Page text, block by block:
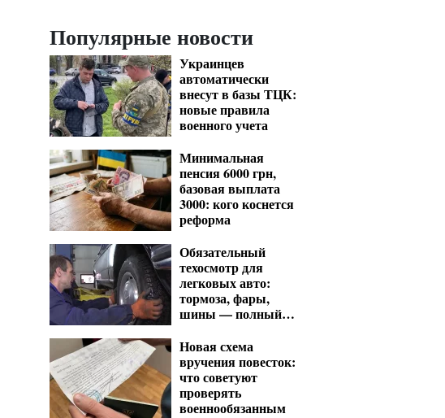
Популярные новости
Украинцев
автоматически
внесут в базы ТЦК:
новые правила
военного учета
Минимальная
пенсия 6000 грн,
базовая выплата
3000: кого коснется
реформа
Обязательный
техосмотр для
легковых авто:
тормоза, фары,
шины — полный
Новая схема
вручения повесток:
что советуют
проверять
военнообязанным